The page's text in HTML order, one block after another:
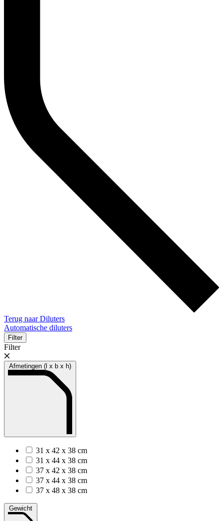
Terug naar Diluters
Automatische diluters
Filter
Filter
Afmetingen (l x b x h)
31 x 42 x 38 cm
31 x 44 x 38 cm
37 x 42 x 38 cm
37 x 44 x 38 cm
37 x 48 x 38 cm
Gewicht